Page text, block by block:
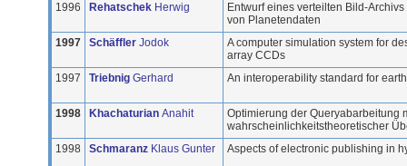
1996
Rehatschek Herwig
Entwurf eines verteilten Bild-
von Planetendaten
1997
Schäffler Jodok
A computer simulation system for
array CCDs
1997
Triebnig Gerhard An interoperability standard for
1998 Khachaturian Anahit
Optimierung der Queryabarbeitung
wahrscheinlichkeitstheoretischer
1998
Schmaranz Klaus Gunter Aspects of electronic publishing in